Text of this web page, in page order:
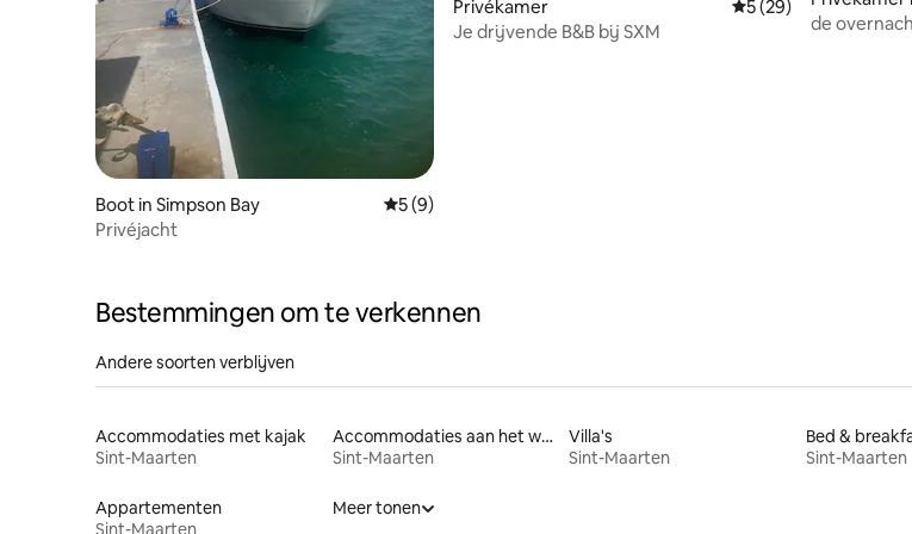
Boot in Simpson Bay Gemiddelde beoordeling van 5 op 5, 9 recensies
5 (9)
Privéjacht
Privékamer Gemiddelde
5 (29)
Je drijvende B&B bij SXM
n
de
Bestemmingen om te verkennen
Andere soorten verblijven
Accommodaties met kajak
Sint-Maarten
Accommodaties aan het water
Sint-Maarten
Villa's
Sint-Maarten
Bed &
Sint-Maarten
Appartementen
Sint-Maarten
Meer tonen